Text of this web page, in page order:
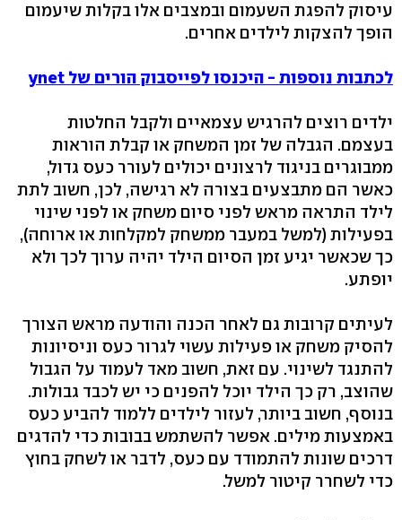
עיסוק להפגת השעמום ובמצבים אלו בקלות שיעמום
הופך להצקות לילדים אחרים.
לכתבות נוספות - היכנסו לפייסבוק הורים של ynet
ילדים רוצים להרגיש עצמאיים ולקבל החלטות
בעצמם. הגבלה של זמן המשחק או קבלת הוראות
ממבוגרים בניגוד לרצונים יכולים לעורר כעס גדול,
כאשר הם מתבצעים בצורה לא רגישה, לכן, חשוב לתת
לילד התראה מראש לפני סיום משחק או לפני שינוי
בפעילות (למשל במעבר ממשחק למקלחות או ארוחה),
כך שכאשר יגיע זמן הסיום הילד יהיה ערוך לכך ולא
יופתע.
לעיתים קרובות גם לאחר הכנה והודעה מראש הצורך
להסיק משחק או פעילות עשוי לגרור כעס וניסיונות
להתנגד לשינוי. עם זאת, חשוב מאד לעמוד על הגבול
שהוצב, רק כך הילד יוכל להפנים כי יש לכבד גבולות.
בנוסף, חשוב ביותר, לעזור לילדים ללמוד להביע כעס
באמצעות מילים. אפשר להשתמש בבובות כדי להדגים
דרכים שונות להתמודד עם כעס, לדבר או לשחק בחוץ
כדי לשחרר קיטור למשל.